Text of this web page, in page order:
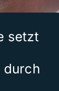
setzt
durch